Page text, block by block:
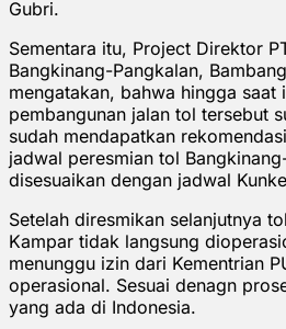
Gubri.
Sementara itu, Project Direktor
Bangkinang-Pangkalan,
mengatakan, bahwa hingga saat
pembangunan jalan tol tersebut
sudah mendapatkan
jadwal peresmian tol
disesuaikan dengan jadwal
Setelah diresmikan selanjutnya
Kampar tidak langsung
menunggu izin dari Kementrian
operasional. Sesuai denagn
yang ada di Indonesia.